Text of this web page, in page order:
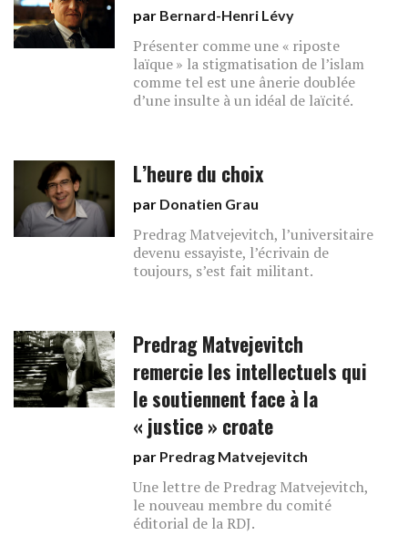
par Bernard-Henri Lévy
Présenter comme une « riposte
laïque » la stigmatisation de l’islam
comme tel est une ânerie doublée
d’une insulte à un idéal de laïcité.
L’heure du choix
par Donatien Grau
Predrag Matvejevitch, l’universitaire
devenu essayiste, l’écrivain de
toujours, s’est fait militant.
Predrag Matvejevitch
remercie les intellectuels qui
le soutiennent face à la
« justice » croate
par Predrag Matvejevitch
Une lettre de Predrag Matvejevitch,
le nouveau membre du comité
éditorial de la RDJ.